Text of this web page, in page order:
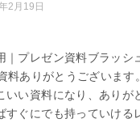
2月19日
｜プレゼン資料ブラッシ
料ありがとうございます。
いい資料になり、ありが
すぐにでも持っていける